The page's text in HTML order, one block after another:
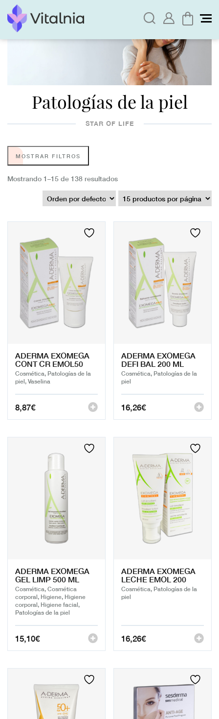
Patologías de la piel
STAR OF LIFE
MOSTRAR FILTROS
Mostrando 1–15 de 138 resultados
ADERMA EXOMEGA
CONT CR EMOL50
Cosmética, Patologías de la
piel, Vaselina
8,87€
ADERMA EXOMEGA
DEFI BAL 200 ML
Cosmética, Patologías de la
piel
16,26€
ADERMA EXOMEGA
GEL LIMP 500 ML
Cosmética, Cosmética
corporal, Higiene, Higiene
corporal, Higiene facial,
Patologías de la piel
15,10€
ADERMA EXOMEGA
LECHE EMOL 200
Cosmética, Patologías de la
piel
16,26€